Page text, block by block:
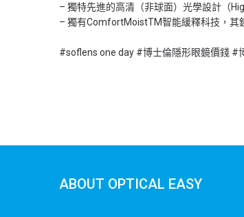
– 獨特先進的高清（非球面）光學設計（
– 獨有ComfortMoistTM智能緩釋科技，其
#soflens one day #博士倫隱形眼鏡價錢 #
ABOUT OPTICAL EASY